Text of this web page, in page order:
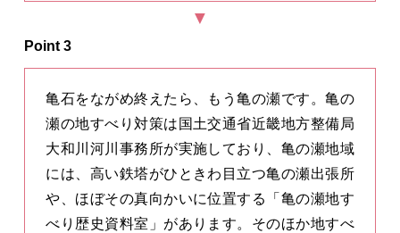
Point 3
亀石をながめ終えたら、もう亀の瀬です。亀の
瀬の地すべり対策は国土交通省近畿地方整備局
大和川河川事務所が実施しており、亀の瀬地域
には、高い鉄塔がひときわ目立つ亀の瀬出張所
や、ほぼその真向かいに位置する「亀の瀬地す
べり歴史資料室」があります。そのほか地すべ